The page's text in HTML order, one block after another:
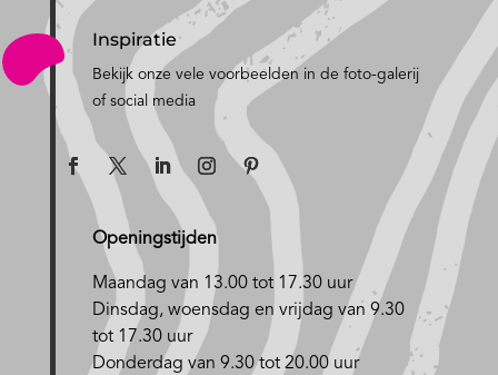
Inspiratie
Bekijk onze vele voorbeelden in de foto-galerij
of social media
Openingstijden
Maandag van 13.00 tot 17.30 uur
Dinsdag, woensdag en vrijdag van 9.30
tot 17.30 uur
Donderdag van 9.30 tot 20.00 uur